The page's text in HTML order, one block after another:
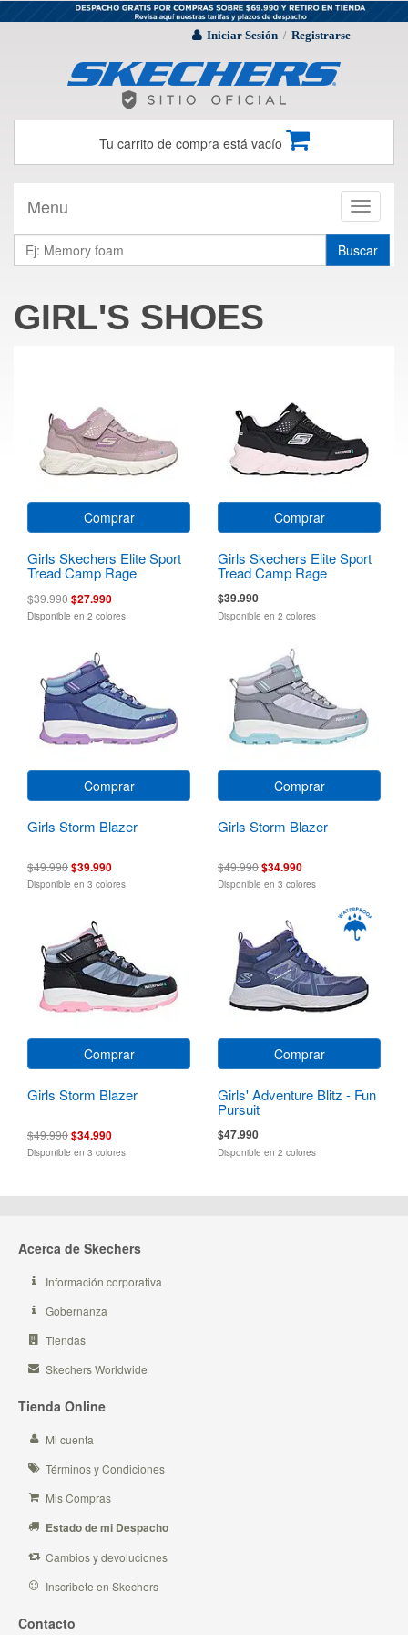
Iniciar Sesión / Registrarse
Tu carrito de compra está vacío
Toggle
Menu
Buscar
GIRL'S SHOES
Comprar
Girls Skechers Elite Sport
Tread Camp Rage
$39.990$27.990
Disponible en 2 colores
Comprar
Girls Skechers Elite Sport
Tread Camp Rage
$39.990
Disponible en 2 colores
Comprar
Girls Storm Blazer
$49.990$39.990
Disponible en 3 colores
Comprar
Girls Storm Blazer
$49.990$34.990
Disponible en 3 colores
Comprar
Girls Storm Blazer
$49.990$34.990
Disponible en 3 colores
Comprar
Girls' Adventure Blitz - Fun
Pursuit
$47.990
Disponible en 2 colores
Acerca de Skechers
Información corporativa
Gobernanza
Tiendas
Skechers Worldwide
Tienda Online
Mi cuenta
Términos y Condiciones
Mis Compras
Estado de mi Despacho
Cambios y devoluciones
Inscribete en Skechers
Contacto